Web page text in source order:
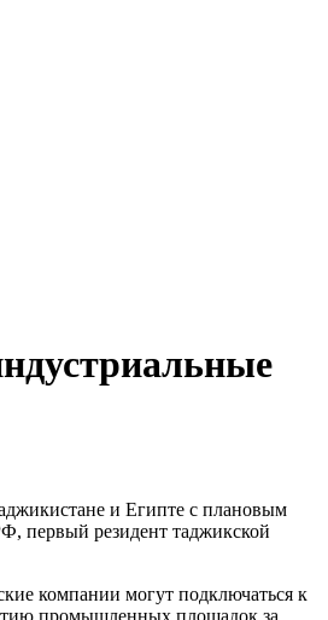
и Египте с плановым
первый резидент таджикской
компании могут подключаться к
промышленных площадок за